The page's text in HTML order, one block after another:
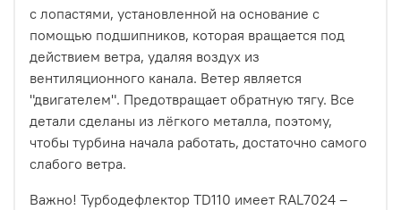
с лопастями, установленной на основание с
помощью подшипников, которая вращается под
действием ветра, удаляя воздух из
вентиляционного канала. Ветер является
"двигателем". Предотвращает обратную тягу. Все
детали сделаны из лёгкого металла, поэтому,
чтобы турбина начала работать, достаточно самого
слабого ветра.
Важно! Турбодефлектор TD110 имеет RAL7024 –